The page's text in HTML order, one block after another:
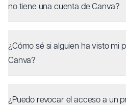
no tiene una cuenta de Canva?
¿Cómo sé si alguien ha visto mi
Canva?
¿Puedo revocar el acceso a un